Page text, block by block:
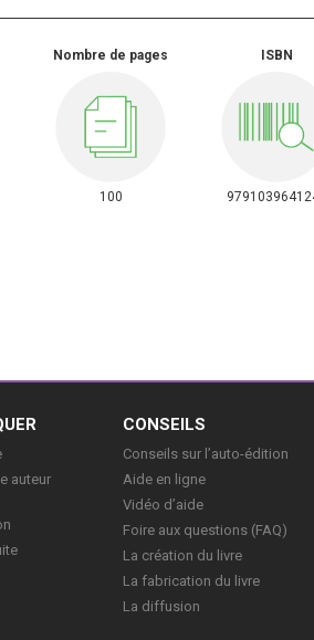
Nombre de pages
100
ISBN
auteur
CONSEILS
Conseils sur l’auto-édition
Aide en ligne
Vidéo d’aide
Foire aux questions (FAQ)
La création du livre
La fabrication du livre
La diffusion